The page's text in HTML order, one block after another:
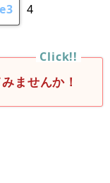
4
ませんか！